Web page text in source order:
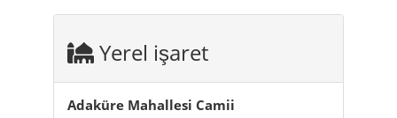
Yerel işaret
Adaküre Mahallesi Camii